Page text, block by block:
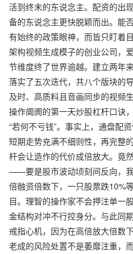
活到终末的东说念主。配资的出
备的东说念主更快脱颖而出。能
有始终的政策眼神，而皆只盯着
架构视频生成模子的创业公司，
节维度终了世界逾越。建立两年
落实了五次迭代，共八个版块的
及时、高质料且音画同步的视频
操作阛阓的第一天炒股杠杆口诀
“若何不亏钱”。事实上，通盘配
短期走势充满不细则性，再完整
杆会让造作的代价成倍放大。竟
——要是股市波动顷刻间反向，
倍融资倍数下，一只股票跌10%
目。理智的操作家不会押注单一
金结构对冲不行控身分。与此同
戒指心机，因为在高倍放大倍数
老成的风险处置不是萎靡注重，